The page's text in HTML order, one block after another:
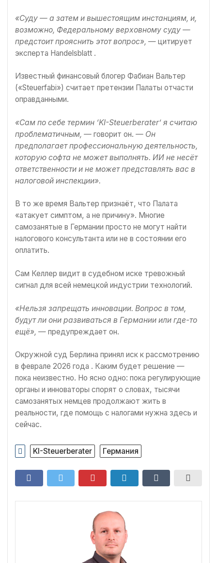
«Суду — а затем и вышестоящим инстанциям, и,
возможно, Федеральному верховному суду —
предстоит прояснить этот вопрос», — цитирует
эксперта Handelsblatt .
Известный финансовый блогер Фабиан Вальтер
(«Steuerfabi») считает претензии Палаты отчасти
оправданными.
«Сам по себе термин ‘KI-Steuerberater’ я считаю
проблематичным, — говорит он. — Он
предполагает профессиональную деятельность,
которую софта не может выполнять. ИИ не несёт
ответственности и не может представлять вас в
налоговой инспекции».
В то же время Вальтер признаёт, что Палата
«атакует симптом, а не причину». Многие
самозанятые в Германии просто не могут найти
налогового консультанта или не в состоянии его
оплатить.
Сам Келлер видит в судебном иске тревожный
сигнал для всей немецкой индустрии технологий.
«Нельзя запрещать инновации. Вопрос в том,
будут ли они развиваться в Германии или где-то
ещё», — предупреждает он.
Окружной суд Берлина принял иск к рассмотрению
в феврале 2026 года . Каким будет решение —
пока неизвестно. Но ясно одно: пока регулирующие
органы и инноваторы спорят о словах, тысячи
самозанятых немцев продолжают жить в
реальности, где помощь с налогами нужна здесь и
сейчас.
KI-Steuerberater Германия